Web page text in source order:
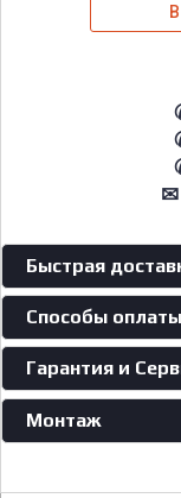
✉
Быстрая
Способы оплаты
Гарантия и
Монтаж